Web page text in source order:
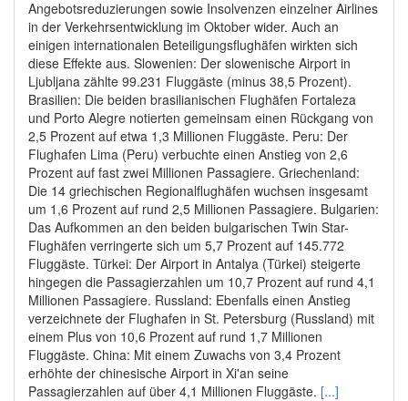
Angebotsreduzierungen sowie Insolvenzen einzelner Airlines
in der Verkehrsentwicklung im Oktober wider. Auch an
einigen internationalen Beteiligungsflughäfen wirkten sich
diese Effekte aus. Slowenien: Der slowenische Airport in
Ljubljana zählte 99.231 Fluggäste (minus 38,5 Prozent).
Brasilien: Die beiden brasilianischen Flughäfen Fortaleza
und Porto Alegre notierten gemeinsam einen Rückgang von
2,5 Prozent auf etwa 1,3 Millionen Fluggäste. Peru: Der
Flughafen Lima (Peru) verbuchte einen Anstieg von 2,6
Prozent auf fast zwei Millionen Passagiere. Griechenland:
Die 14 griechischen Regionalflughäfen wuchsen insgesamt
um 1,6 Prozent auf rund 2,5 Millionen Passagiere. Bulgarien:
Das Aufkommen an den beiden bulgarischen Twin Star-
Flughäfen verringerte sich um 5,7 Prozent auf 145.772
Fluggäste. Türkei: Der Airport in Antalya (Türkei) steigerte
hingegen die Passagierzahlen um 10,7 Prozent auf rund 4,1
Millionen Passagiere. Russland: Ebenfalls einen Anstieg
verzeichnete der Flughafen in St. Petersburg (Russland) mit
einem Plus von 10,6 Prozent auf rund 1,7 Millionen
Fluggäste. China: Mit einem Zuwachs von 3,4 Prozent
erhöhte der chinesische Airport in Xi'an seine
Passagierzahlen auf über 4,1 Millionen Fluggäste. [...]